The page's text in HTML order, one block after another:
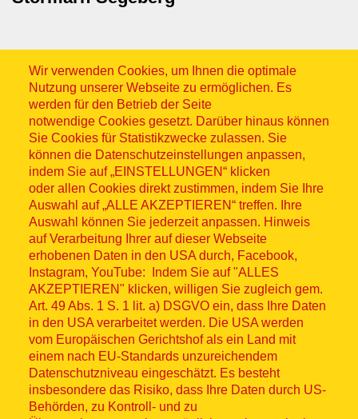
Wir verwenden Cookies, um Ihnen die optimale
Nutzung unserer Webseite zu ermöglichen. Es
werden für den Betrieb der Seite
notwendige Cookies gesetzt. Darüber hinaus können
Sie Cookies für Statistikzwecke zulassen. Sie
können die Datenschutzeinstellungen anpassen,
indem Sie auf „EINSTELLUNGEN“ klicken
oder allen Cookies direkt zustimmen, indem Sie Ihre
Auswahl auf „ALLE AKZEPTIEREN“ treffen. Ihre
Auswahl können Sie jederzeit anpassen. Hinweis
auf Verarbeitung Ihrer auf dieser Webseite
erhobenen Daten in den USA durch, Facebook,
Instagram, YouTube: Indem Sie auf "ALLES
AKZEPTIEREN" klicken, willigen Sie zugleich gem.
Art. 49 Abs. 1 S. 1 lit. a) DSGVO ein, dass Ihre Daten
in den USA verarbeitet werden. Die USA werden
vom Europäischen Gerichtshof als ein Land mit
einem nach EU-Standards unzureichendem
Datenschutzniveau eingeschätzt. Es besteht
insbesondere das Risiko, dass Ihre Daten durch US-
Behörden, zu Kontroll- und zu
Sitemap
© ASB 2026
Fußzeilenmenü
Impressum
Datenschutz
Kontakt
Hinweisgebersystem
Lieferkette